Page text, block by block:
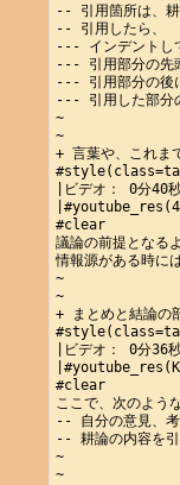
-- 引用箇所は、耕
-- 引用したら、
--- インデントし
--- 引用部分の先
--- 引用部分の後
--- 引用した部分
~
~
+ 言葉や、これま
|ビデオ： 0分40
#clear
議論の前提となる
情報源がある時に
~
~
+ まとめと結論の
|ビデオ： 0分36
#clear
ここで、次のよう
-- 自分の意見、考
-- 耕論の内容を引
~
~